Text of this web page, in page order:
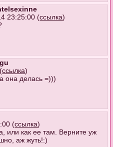
23:25:00 (ссылка)
ссылка)
она делась =)))
(ссылка)
или как ее там. Верните уж
аж жуть!:)